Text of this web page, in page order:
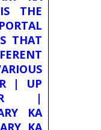
THE
THAT
| UP
|
KA
KA